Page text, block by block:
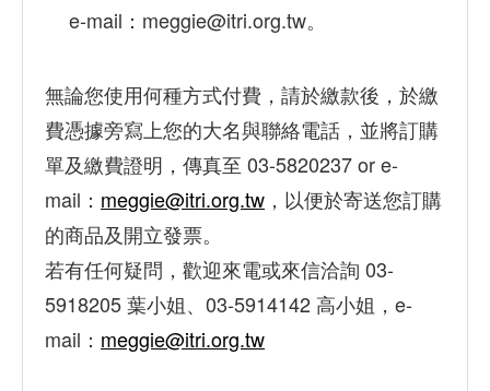
e-mail：meggie@itri.org.tw。
無論您使用何種方式付費，請於繳款後，於繳
費憑據旁寫上您的大名與聯絡電話，並將訂購
單及繳費證明，傳真至 03-5820237 or e-
mail： meggie@itri.org.tw ，以便於寄送您訂購
的商品及開立發票。
若有任何疑問，歡迎來電或來信洽詢 03-
5918205 葉小姐、03-5914142 高小姐，e-
mail： meggie@itri.org.tw